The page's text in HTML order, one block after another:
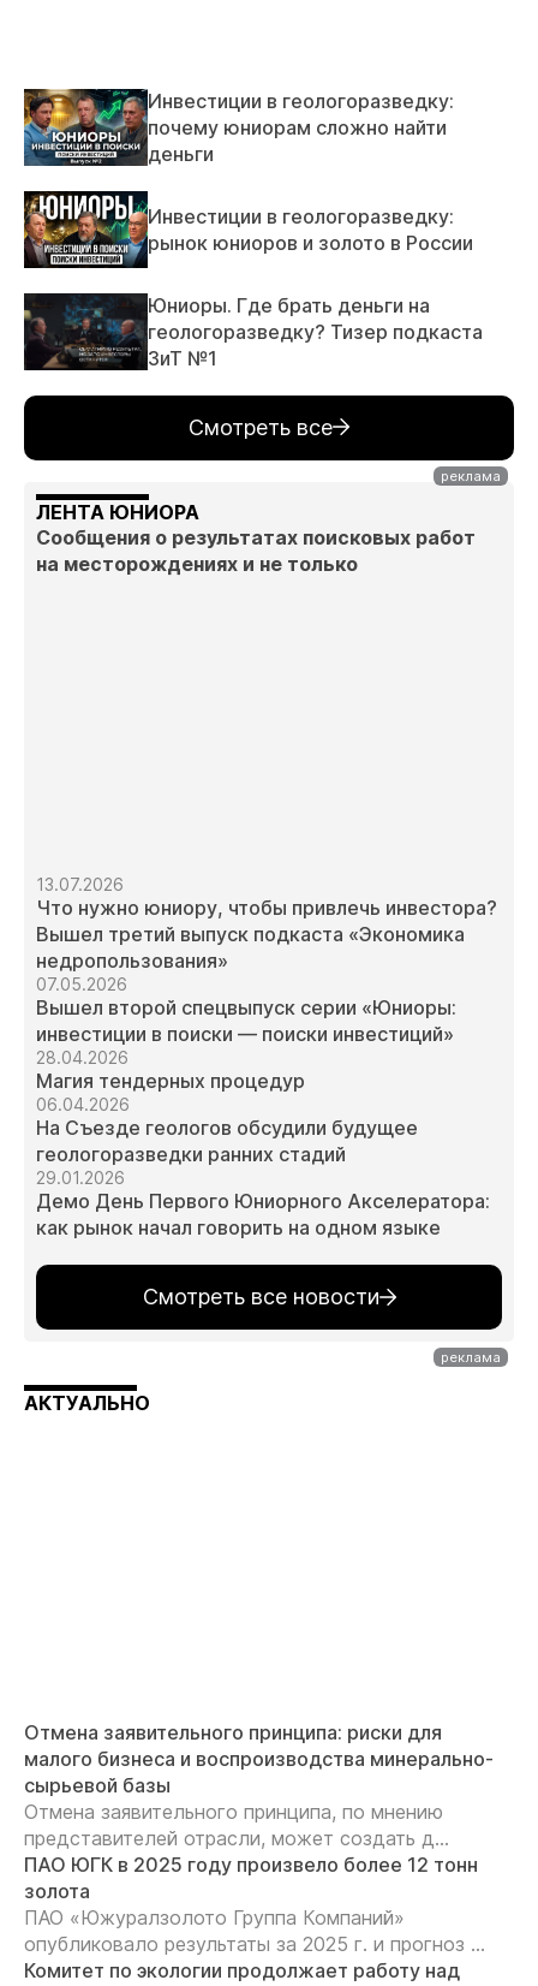
Инвестиции в геологоразведку:
почему юниорам сложно найти
деньги
Инвестиции в геологоразведку:
рынок юниоров и золото в России
Юниоры. Где брать деньги на
геологоразведку? Тизер подкаста
ЗиТ №1
Смотреть все
ЛЕНТА ЮНИОРА
Сообщения о результатах поисковых работ
на месторождениях и не только
13.07.2026
Что нужно юниору, чтобы привлечь инвестора?
Вышел третий выпуск подкаста «Экономика
недропользования»
07.05.2026
Вышел второй спецвыпуск серии «Юниоры:
инвестиции в поиски — поиски инвестиций»
28.04.2026
Магия тендерных процедур
06.04.2026
На Съезде геологов обсудили будущее
геологоразведки ранних стадий
29.01.2026
Демо День Первого Юниорного Акселератора:
как рынок начал говорить на одном языке
Смотреть все новости
АКТУАЛЬНО
Отмена заявительного принципа: риски для
малого бизнеса и воспроизводства минерально-
сырьевой базы
Отмена заявительного принципа, по мнению
представителей отрасли, может создать д...
ПАО ЮГК в 2025 году произвело более 12 тонн
золота
ПАО «Южуралзолото Группа Компаний»
опубликовало результаты за 2025 г. и прогноз ...
Комитет по экологии продолжает работу над